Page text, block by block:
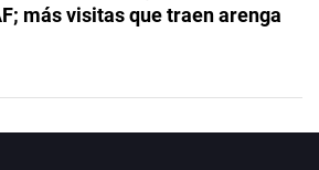
más visitas que traen arenga